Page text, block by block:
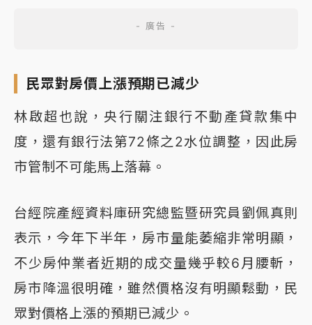
民眾對房價上漲預期已減少
林啟超也說，央行關注銀行不動產貸款集中
度，還有銀行法第72條之2水位調整，因此房
市管制不可能馬上落幕。
台經院產經資料庫研究總監暨研究員劉佩真則
表示，今年下半年，房市量能萎縮非常明顯，
不少房仲業者近期的成交量幾乎較6月腰斬，
房市降溫很明確，雖然價格沒有明顯鬆動，民
眾對價格上漲的預期已減少。